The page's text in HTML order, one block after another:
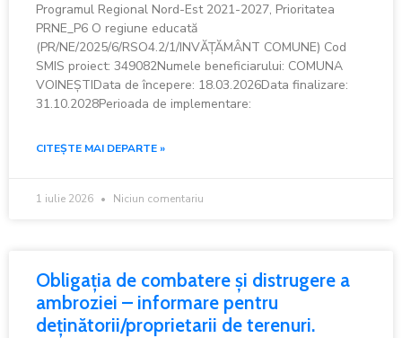
Programul Regional Nord-Est 2021-2027, Prioritatea
PRNE_P6 O regiune educată
(PR/NE/2025/6/RSO4.2/1/INVĂȚĂMÂNT COMUNE) Cod
SMIS proiect: 349082Numele beneficiarului: COMUNA
VOINEȘTIData de începere: 18.03.2026Data finalizare:
31.10.2028Perioada de implementare:
CITEȘTE MAI DEPARTE »
1 iulie 2026 Niciun comentariu
Obligația de combatere și distrugere a
ambroziei – informare pentru
deținătorii/proprietarii de terenuri.